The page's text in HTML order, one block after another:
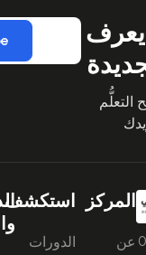
التعلُّم
المركز
عن
استكشف
الدورات